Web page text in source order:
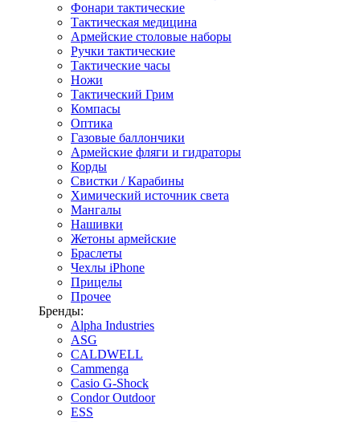
Фонари тактические
Тактическая медицина
Армейские столовые наборы
Ручки тактические
Тактические часы
Ножи
Тактический Грим
Компасы
Оптика
Газовые баллончики
Армейские фляги и гидраторы
Корды
Свистки / Карабины
Химический источник света
Мангалы
Нашивки
Жетоны армейские
Браслеты
Чехлы iPhone
Прицелы
Прочее
Бренды:
Alpha Industries
ASG
CALDWELL
Cammenga
Casio G-Shock
Condor Outdoor
ESS